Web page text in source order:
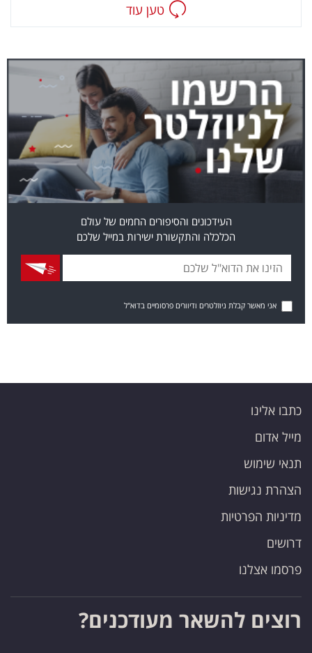
טען עוד
העידכונים והסיפורים החמים של עולם
הכלכלה והתקשורת ישירות במייל שלכם
אני מאשר קבלת ניוזלטרים ודיוורים פרסומיים בדוא"ל
כתבו אלינו
מייל אדום
תנאי שימוש
הצהרת נגישות
מדיניות הפרטיות
דרושים
פרסמו אצלנו
רוצים להשאר מעודכנים?